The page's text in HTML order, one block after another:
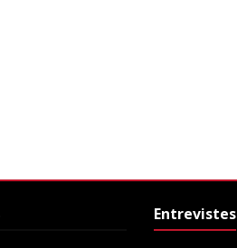
Entrevistes